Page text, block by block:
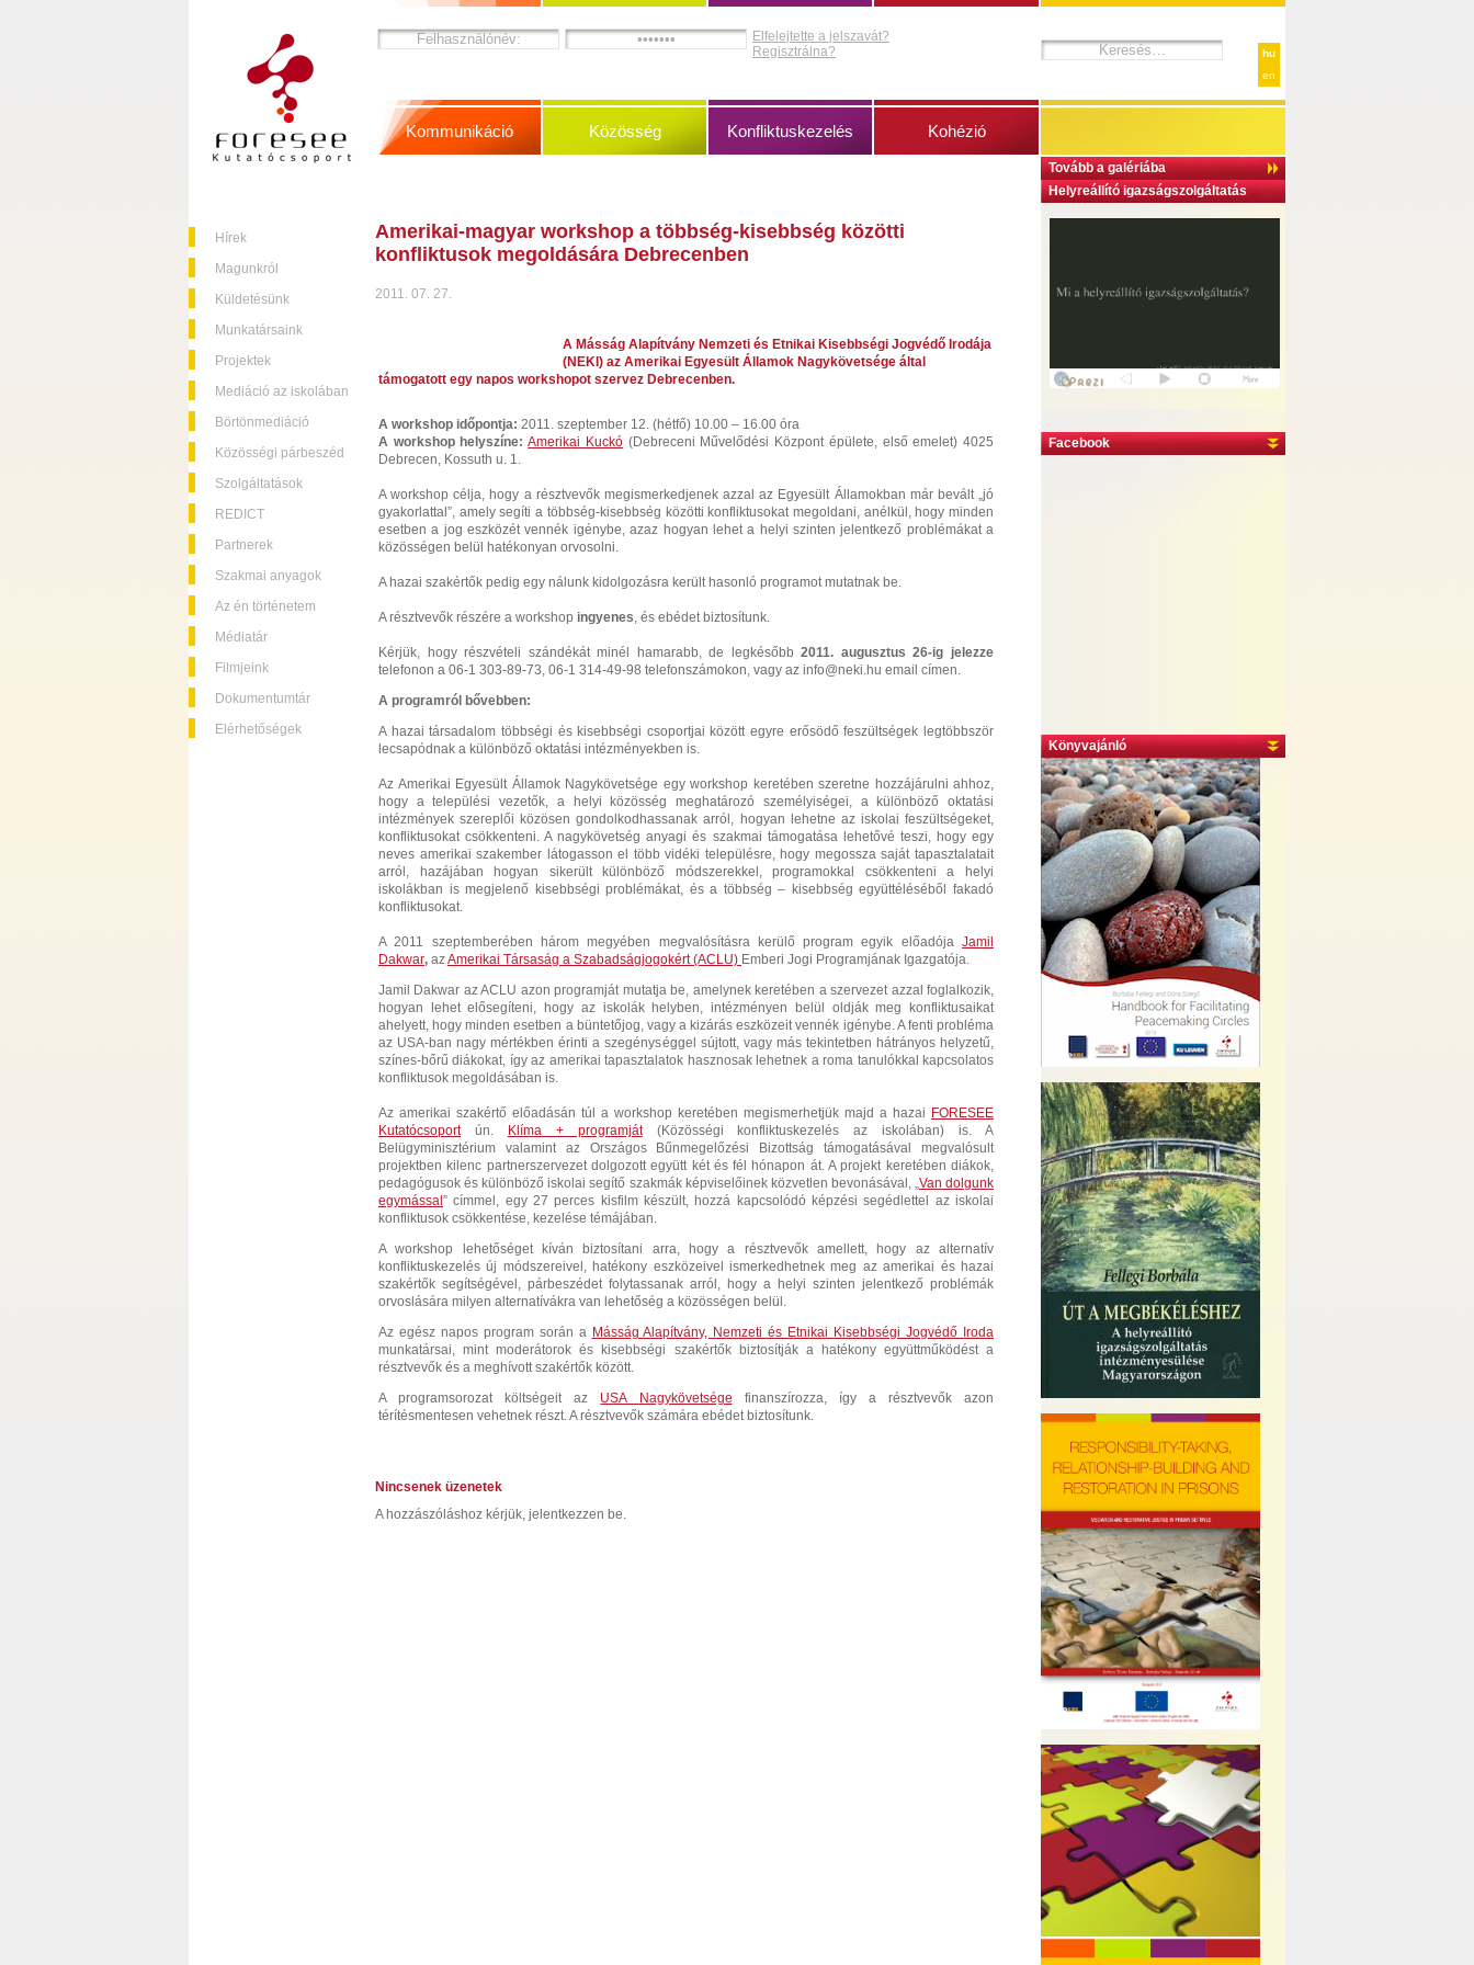
Hírek
Magunkról
Küldetésünk
Munkatársaink
Projektek
Mediáció az iskolában
Börtönmediáció
Közösségi párbeszéd
Szolgáltatások
REDICT
Partnerek
Szakmai anyagok
Az én történetem
Médiatár
Filmjeink
Dokumentumtár
Elérhetőségek
hu
en
Tovább a galériába
Helyreállító igazságszolgáltatás
Facebook
Könyvajánló
Elfelejtette a jelszavát?
Regisztrálna?
Kommunikáció Közösség Konfliktuskezelés Kohézió
Amerikai-magyar workshop a többség-kisebbség közötti
konfliktusok megoldására Debrecenben
2011. 07. 27.
A Másság Alapítvány Nemzeti és Etnikai Kisebbségi Jogvédő Irodája
(NEKI) az Amerikai Egyesült Államok Nagykövetsége által
támogatott egy napos workshopot szervez Debrecenben.
A workshop időpontja: 2011. szeptember 12. (hétfő) 10.00 – 16.00 óra
A workshop helyszíne: Amerikai Kuckó(Debreceni Művelődési Központ épülete, első emelet) 4025
Debrecen, Kossuth u. 1.
A workshop célja, hogy a résztvevők megismerkedjenek azzal az Egyesült Államokban már bevált „jó
gyakorlattal”, amely segíti a többség-kisebbség közötti konfliktusokat megoldani, anélkül, hogy minden
esetben a jog eszközét vennék igénybe, azaz hogyan lehet a helyi szinten jelentkező problémákat a
közösségen belül hatékonyan orvosolni.
A hazai szakértők pedig egy nálunk kidolgozásra került hasonló programot mutatnak be.
A résztvevők részére a workshop ingyenes, és ebédet biztosítunk.
Kérjük, hogy részvételi szándékát minél hamarabb, de legkésőbb 2011. augusztus 26-ig jelezze
telefonon a 06-1 303-89-73, 06-1 314-49-98 telefonszámokon, vagy az info@neki.hu email címen.
A programról bővebben:
A hazai társadalom többségi és kisebbségi csoportjai között egyre erősödő feszültségek legtöbbször
lecsapódnak a különböző oktatási intézményekben is.
Az Amerikai Egyesült Államok Nagykövetsége egy workshop keretében szeretne hozzájárulni ahhoz,
hogy a települési vezetők, a helyi közösség meghatározó személyiségei, a különböző oktatási
intézmények szereplői közösen gondolkodhassanak arról, hogyan lehetne az iskolai feszültségeket,
konfliktusokat csökkenteni. A nagykövetség anyagi és szakmai támogatása lehetővé teszi, hogy egy
neves amerikai szakember látogasson el több vidéki településre, hogy megossza saját tapasztalatait
arról, hazájában hogyan sikerült különböző módszerekkel, programokkal csökkenteni a helyi
iskolákban is megjelenő kisebbségi problémákat, és a többség – kisebbség együttéléséből fakadó
konfliktusokat.
A 2011 szeptemberében három megyében megvalósításra kerülő program egyik előadója Jamil
Dakwar, azAmerikai Társaság a Szabadságjogokért (ACLU) Emberi Jogi Programjának Igazgatója.
Jamil Dakwar az ACLU azon programját mutatja be, amelynek keretében a szervezet azzal foglalkozik,
hogyan lehet elősegíteni, hogy az iskolák helyben, intézményen belül oldják meg konfliktusaikat
ahelyett, hogy minden esetben a büntetőjog, vagy a kizárás eszközeit vennék igénybe. A fenti probléma
az USA-ban nagy mértékben érinti a szegénységgel sújtott, vagy más tekintetben hátrányos helyzetű,
színes-bőrű diákokat, így az amerikai tapasztalatok hasznosak lehetnek a roma tanulókkal kapcsolatos
konfliktusok megoldásában is.
Az amerikai szakértő előadásán túl a workshop keretében megismerhetjük majd a hazai FORESEE
Kutatócsoportún. Klíma + programját(Közösségi konfliktuskezelés az iskolában) is. A
Belügyminisztérium valamint az Országos Bűnmegelőzési Bizottság támogatásával megvalósult
projektben kilenc partnerszervezet dolgozott együtt két és fél hónapon át. A projekt keretében diákok,
pedagógusok és különböző iskolai segítő szakmák képviselőinek közvetlen bevonásával, „Van dolgunk
egymással ” címmel, egy 27 perces kisfilm készült, hozzá kapcsolódó képzési segédlettel az iskolai
konfliktusok csökkentése, kezelése témájában.
A workshop lehetőséget kíván biztosítani arra, hogy a résztvevők amellett, hogy az alternatív
konfliktuskezelés új módszereivel, hatékony eszközeivel ismerkedhetnek meg az amerikai és hazai
szakértők segítségével, párbeszédet folytassanak arról, hogy a helyi szinten jelentkező problémák
orvoslására milyen alternatívákra van lehetőség a közösségen belül.
Az egész napos program során a Másság Alapítvány, Nemzeti és Etnikai Kisebbségi Jogvédő Iroda
munkatársai, mint moderátorok és kisebbségi szakértők biztosítják a hatékony együttműködést a
résztvevők és a meghívott szakértők között.
A programsorozat költségeit az USA Nagykövetsége finanszírozza, így a résztvevők azon
térítésmentesen vehetnek részt. A résztvevők számára ebédet biztosítunk.
Nincsenek üzenetek
A hozzászóláshoz kérjük, jelentkezzen be.